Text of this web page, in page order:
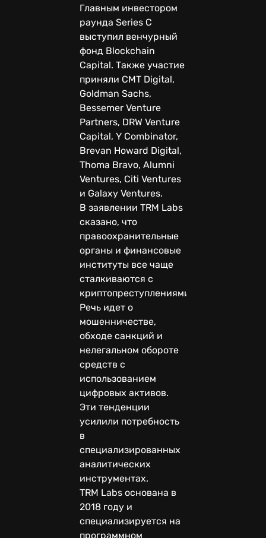
Главным инвестором
раунда Series C
выступил венчурный
фонд Blockchain
Capital. Также участие
приняли CMT Digital,
Goldman Sachs,
Bessemer Venture
Partners, DRW Venture
Capital, Y Combinator,
Brevan Howard Digital,
Thoma Bravo, Alumni
Ventures, Citi Ventures
и Galaxy Ventures.
В заявлении TRM Labs
сказано, что
правоохранительные
органы и финансовые
институты все чаще
сталкиваются с
криптопреступлениями.
Речь идет о
мошенничестве,
обходе санкций и
нелегальном обороте
средств с
использованием
цифровых активов.
Эти тенденции
усилили потребность
в
специализированных
аналитических
инструментах.
TRM Labs основана в
2018 году и
специализируется на
программном